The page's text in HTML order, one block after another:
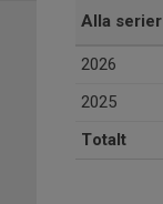
Alla serier
2026
2025
Totalt